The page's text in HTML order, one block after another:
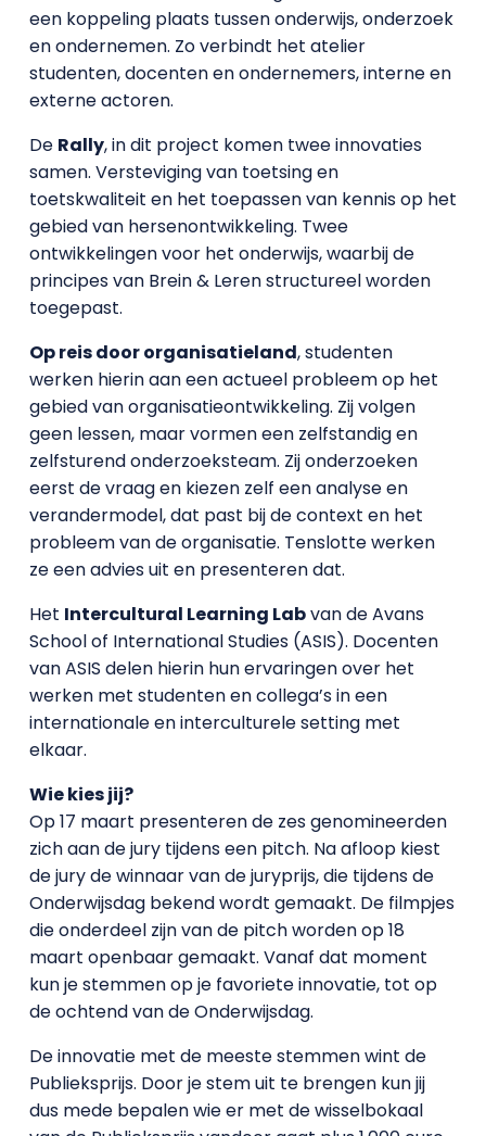
een koppeling plaats tussen onderwijs, onderzoek
en ondernemen. Zo verbindt het atelier
studenten, docenten en ondernemers, interne en
externe actoren.
De Rally, in dit project komen twee innovaties
samen. Versteviging van toetsing en
toetskwaliteit en het toepassen van kennis op het
gebied van hersenontwikkeling. Twee
ontwikkelingen voor het onderwijs, waarbij de
principes van Brein & Leren structureel worden
toegepast.
Op reis door organisatieland, studenten
werken hierin aan een actueel probleem op het
gebied van organisatieontwikkeling. Zij volgen
geen lessen, maar vormen een zelfstandig en
zelfsturend onderzoeksteam. Zij onderzoeken
eerst de vraag en kiezen zelf een analyse en
verandermodel, dat past bij de context en het
probleem van de organisatie. Tenslotte werken
ze een advies uit en presenteren dat.
Het Intercultural Learning Labvan de Avans
School of International Studies (ASIS). Docenten
van ASIS delen hierin hun ervaringen over het
werken met studenten en collega’s in een
internationale en interculturele setting met
elkaar.
Wie kies jij?
Op 17 maart presenteren de zes genomineerden
zich aan de jury tijdens een pitch. Na afloop kiest
de jury de winnaar van de juryprijs, die tijdens de
Onderwijsdag bekend wordt gemaakt. De filmpjes
die onderdeel zijn van de pitch worden op 18
maart openbaar gemaakt. Vanaf dat moment
kun je stemmen op je favoriete innovatie, tot op
de ochtend van de Onderwijsdag.
De innovatie met de meeste stemmen wint de
Publieksprijs. Door je stem uit te brengen kun jij
dus mede bepalen wie er met de wisselbokaal